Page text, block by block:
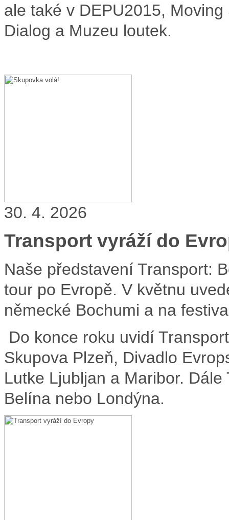
ale také v DEPU2015,
Dialog a Muzeu loutek.
30. 4. 2026
Transport vyráží do
Naše představení Transport:
tour po Evropě. V květnu
německé Bochumi a na
Do konce roku uvidí
Skupova Plzeň, Divadlo
Lutke Ljubljan a Maribor.
Belína nebo Londýna.